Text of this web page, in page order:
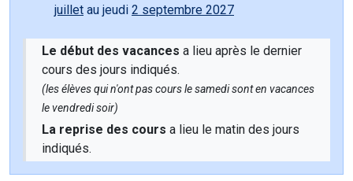
juillet au jeudi 2 septembre 2027
Le début des vacances a lieu après le dernier
cours des jours indiqués.
(les élèves qui n'ont pas cours le samedi sont en vacances
le vendredi soir)
La reprise des cours a lieu le matin des jours
indiqués.